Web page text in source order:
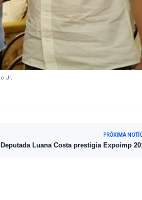
Jr.
PRÓXIMA
Deputada Luana Costa prestigia Expoimp